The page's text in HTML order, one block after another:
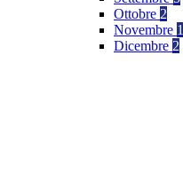
Ottobre 2
Novembre 1
Dicembre 2